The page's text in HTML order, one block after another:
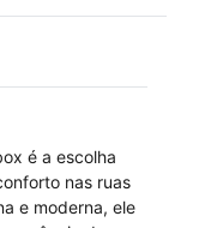
é a escolha
nas ruas
e moderna, ele